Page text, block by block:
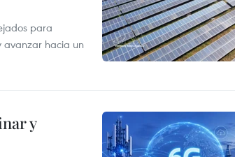
para
avanzar hacia un
y